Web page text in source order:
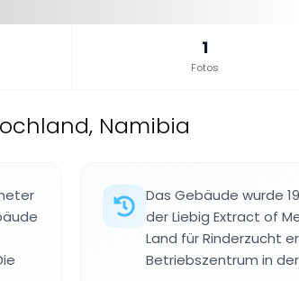
1
Fotos
Namibia
Das Gebäude wurde
der Liebig Extract of
Land für Rinderzucht
Betriebszentrum in